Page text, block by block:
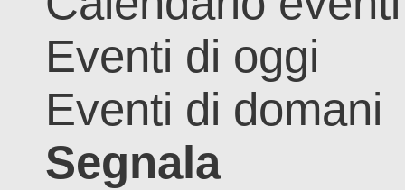
Eventi di oggi
Eventi di domani
Segnala